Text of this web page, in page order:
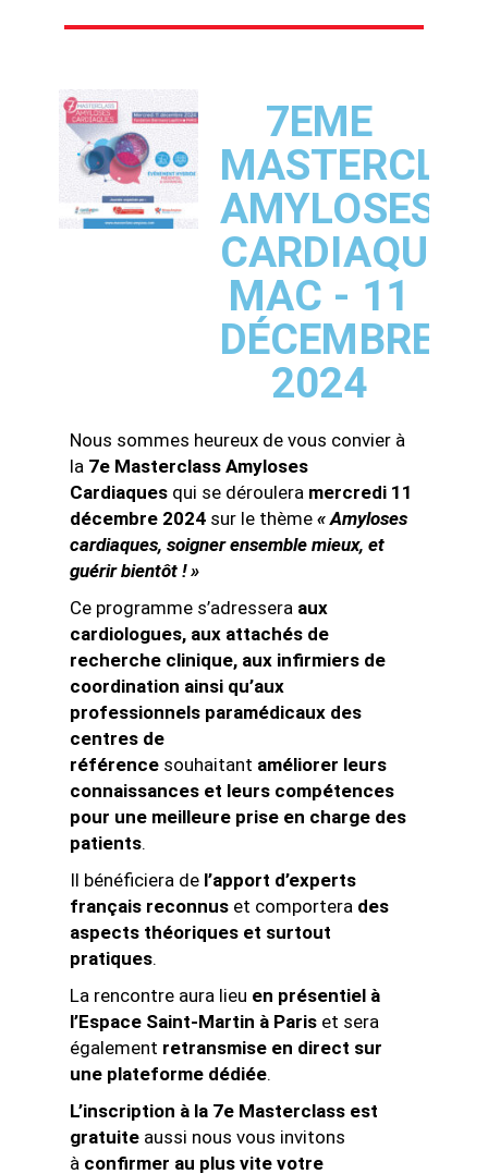
7EME
AMYLOSES
CARDIAQUES
MAC - 11
DÉCEMBRE
2024
Nous sommes heureux de vous convier à
la 7e Masterclass Amyloses
Cardiaques qui se déroulera mercredi 11
décembre 2024 sur le thème « Amyloses
cardiaques, soigner ensemble mieux, et
guérir bientôt ! »
Ce programme s’adressera aux
cardiologues, aux attachés de
recherche clinique, aux infirmiers de
coordination ainsi qu’aux
professionnels paramédicaux des
centres de
référence souhaitant améliorer leurs
connaissances et leurs compétences
pour une meilleure prise en charge des
patients.
Il bénéficiera de l’apport d’experts
français reconnus et comportera des
aspects théoriques et surtout
pratiques.
La rencontre aura lieu en présentiel à
l’Espace Saint-Martin à Paris et sera
également retransmise en direct sur
une plateforme dédiée.
L’inscription à la 7e Masterclass est
gratuite aussi nous vous invitons
à confirmer au plus vite votre